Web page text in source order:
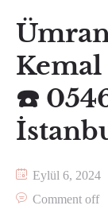
☎️ 0546
Eylül 6, 2024
Comment off